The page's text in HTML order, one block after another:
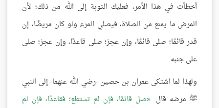
أخطأت في هذا الأمر، فعليك التوبة إلى الله من ذلك؛ لأن
المرض ما يمنع من الصلاة، فيصلي المرء ولو كان مريضًا، إن
قدر قائمًا؛ صلى قائمًا، وإن عجز؛ صلى قاعدًا، وإن عجز؛ صلى
على جنبه.
ولهذا لما اشتكى عمران بن حصين -رضي الله عنهما- إلى النبي
ﷺ مرضه قال:
صل قائمًا، فإن لم تستطع؛ فقاعدًا، فإن لم